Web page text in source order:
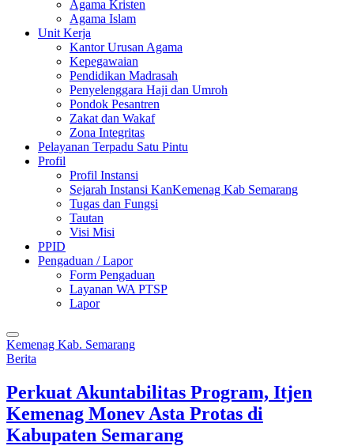
Agama Kristen
Agama Islam
Unit Kerja
Kantor Urusan Agama
Kepegawaian
Pendidikan Madrasah
Penyelenggara Haji dan Umroh
Pondok Pesantren
Zakat dan Wakaf
Zona Integritas
Pelayanan Terpadu Satu Pintu
Profil
Profil Instansi
Sejarah Instansi KanKemenag Kab Semarang
Tugas dan Fungsi
Tautan
Visi Misi
PPID
Pengaduan / Lapor
Form Pengaduan
Layanan WA PTSP
Lapor
Kemenag Kab. Semarang
Berita
Perkuat Akuntabilitas Program, Itjen
Kemenag Monev Asta Protas di
Kabupaten Semarang